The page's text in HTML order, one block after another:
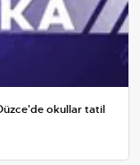
okullar tatil